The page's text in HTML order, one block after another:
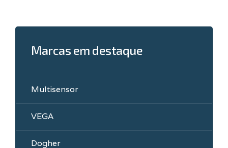
Marcas em destaque
Multisensor
VEGA
Dogher